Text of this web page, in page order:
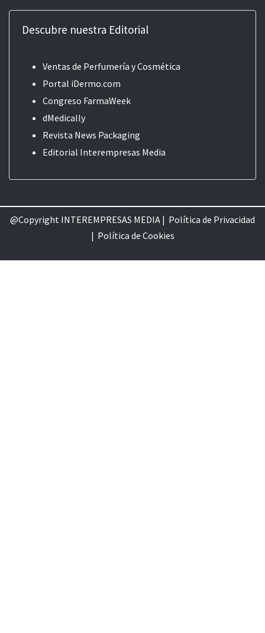
Descubre nuestra Editorial
Ventas de Perfumería y Cosmética
Portal iDermo.com
Congreso FarmaWeek
dMedically
Revista News Packaging
Editorial Interempresas Media
@Copyright INTEREMPRESAS MEDIA | Política de Privacidad
| Política de Cookies